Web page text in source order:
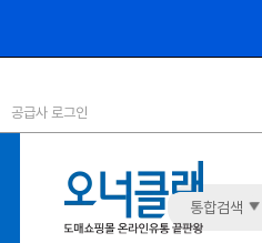
공급사 로그인
통합검색